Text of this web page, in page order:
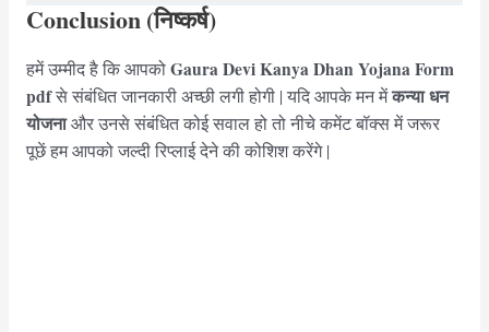
Conclusion (निष्कर्ष)
हमें उम्मीद है कि आपको Gaura Devi Kanya Dhan Yojana Form
pdfसे संबंधित जानकारी अच्छी लगी होगी | यदि आपके मन मेंकन्या धन
योजनाऔर उनसे संबंधित कोई सवाल हो तो नीचे कमेंट बॉक्स में जरूर
पूछें हम आपको जल्दी रिप्लाई देने की कोशिश करेंगे |